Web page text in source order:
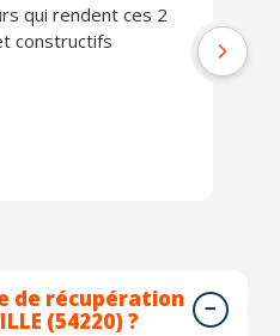
qui rendent ces 2
constructifs
de récupération
(54220) ?